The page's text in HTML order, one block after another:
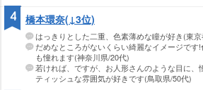
橋本環奈(↓3位)
はっきりとした二重、色素薄めな瞳が好き(東
だめなところがないくらい綺麗なイメージです
も憧れます(神奈川県/20代)
若ければ、ですが、お人形さんのような目に、
ティッシュな雰囲気が好きです(鳥取県/50代)
4